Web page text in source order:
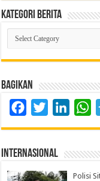
Kategori Berita
Kategori
Berita
Bagikan
FacebookTwitter
Internasional
Polisi